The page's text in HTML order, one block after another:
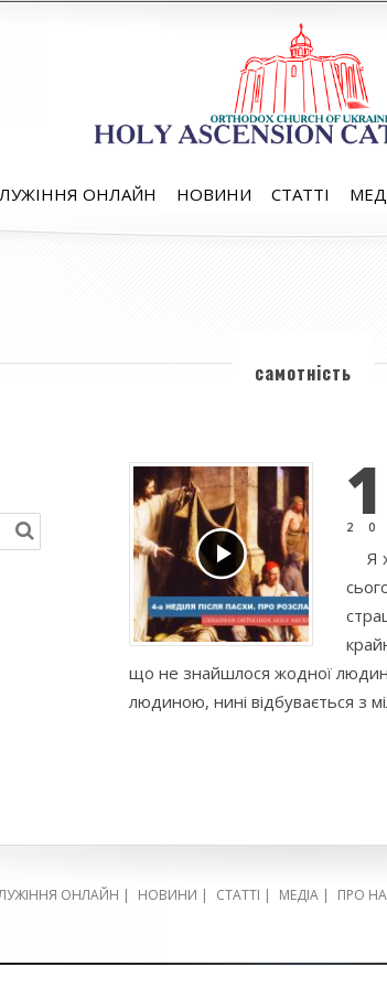
ОНЛАЙН НОВИНИ СТАТТІ
самотність
Я
що не знайшлося жодної
людиною, нині відбувається з
ОНЛАЙН | НОВИНИ | СТАТТІ | МЕДІА | ПРО